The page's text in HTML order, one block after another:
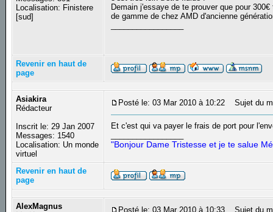
Localisation: Finistere
[sud]
Demain j'essaye de te prouver que pour
de gamme de chez AMD d'ancienne
Revenir en haut de
page
Asiakira
Rédacteur
Inscrit le: 29 Jan 2007
Messages: 1540
Localisation: Un monde
virtuel
Posté le: 03 Mar 2010 à 10:22 Sujet du
Et c'est qui va payer le frais de port pour
"Bonjour Dame Tristesse et je te salue
Revenir en haut de
page
AlexMagnus
Posté le: 03 Mar 2010 à 10:33 Sujet du